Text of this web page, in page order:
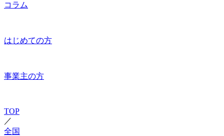
コラム
はじめての方
事業主の方
TOP
／
全国